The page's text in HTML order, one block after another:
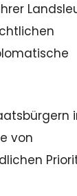
von